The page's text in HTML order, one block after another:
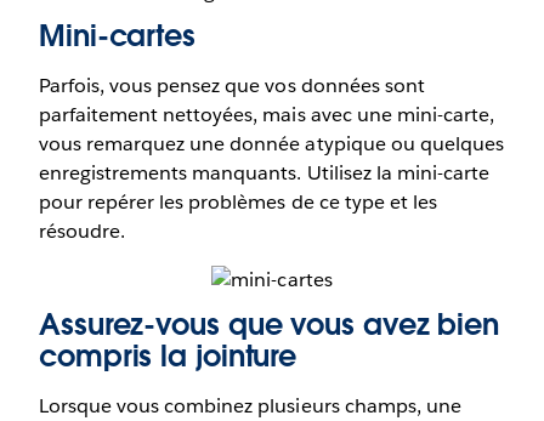
Mini-cartes
Parfois, vous pensez que vos données sont
parfaitement nettoyées, mais avec une mini-carte,
vous remarquez une donnée atypique ou quelques
enregistrements manquants. Utilisez la mini-carte
pour repérer les problèmes de ce type et les
résoudre.
Assurez-vous que vous avez bien
compris la jointure
Lorsque vous combinez plusieurs champs, une